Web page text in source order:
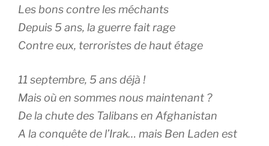
Les bons contre les méchants
Depuis 5 ans, la guerre fait rage
Contre eux, terroristes de haut étage
11 septembre, 5 ans déjà !
Mais où en sommes nous maintenant ?
De la chute des Talibans en Afghanistan
A la conquête de l’Irak… mais Ben Laden est